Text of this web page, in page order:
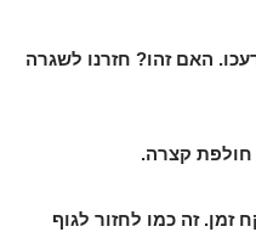
האם זהו? חזרנו לשגרה
חולפת קצרה.
זה כמו לחזור לגוף